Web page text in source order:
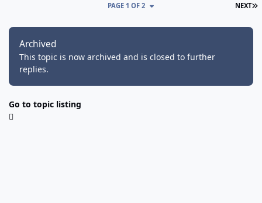
NEXT
PAGE 1 OF 2
Archived
This topic is now archived and is closed to further
replies.
Go to topic listing